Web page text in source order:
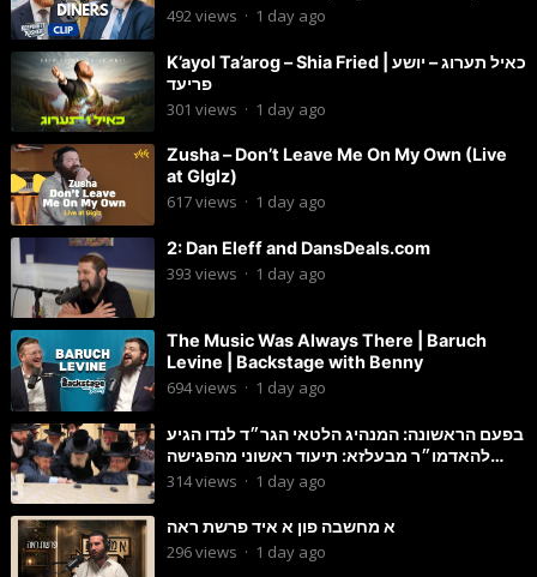
492views · 1 day ago
K’ayol Ta’arog – Shia Fried | כאיל תערוג – יושע
פריעד
301 views · 1 day ago
Zusha – Don’t Leave Me On My Own (Live
at Glglz)
617views · 1 day ago
2: Dan Eleff and DansDeals.com
393 views · 1 day ago
The Music Was Always There | Baruch
Levine | Backstage with Benny
694views · 1 day ago
בפעם הראשונה: המנהיג הלטאי הגר״ד לנדו הגיע
להאדמו״ר מבעלזא: תיעוד ראשוני מהפגישה
הנדירה
314views · 1 day ago
א מחשבה פון א איד פרשת ראה
296views · 1 day ago